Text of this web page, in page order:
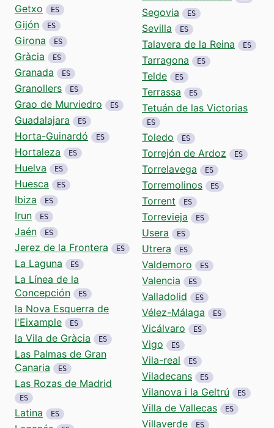
Getxo ES
Gijón ES
Girona ES
Gràcia ES
Granada ES
Granollers ES
Grao de Murviedro ES
Guadalajara ES
Horta-Guinardó ES
Hortaleza ES
Huelva ES
Huesca ES
Ibiza ES
Irun ES
Jaén ES
Jerez de la Frontera ES
La Laguna ES
La Línea de la
Concepción
ES
la Nova Esquerra de
l'Eixample
ES
la Vila de Gràcia ES
Las Palmas de Gran
Canaria
ES
Las Rozas de Madrid
ES
Latina ES
Segovia ES
Sevilla ES
Talavera de la Reina ES
Tarragona ES
Telde ES
Terrassa ES
Tetuán de las Victorias
ES
Toledo ES
Torrejón de Ardoz ES
Torrelavega ES
Torremolinos ES
Torrent ES
Torrevieja ES
Usera ES
Utrera ES
Valdemoro ES
Valencia ES
Valladolid ES
Vélez-Málaga ES
Vicálvaro ES
Vigo ES
Vila-real ES
Viladecans ES
Vilanova i la Geltrú ES
Villa de Vallecas ES
Villaverde ES